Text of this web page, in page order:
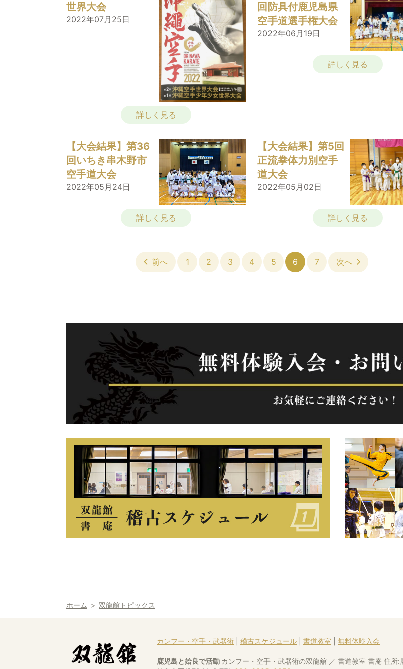
世界大会
2022年07月25日
詳しく見る
回防具付鹿児島県
空手道選手権大会
2022年06月19日
詳しく見る
【大会結果】第36
回いちき串木野市
空手道大会
2022年05月24日
詳しく見る
【大会結果】第5回
正流拳体力別空手
道大会
2022年05月02日
詳しく見る
前へ 1 2 3 4 5 6 7 次へ
ホーム 双龍館トピックス
カンフー・空手・武器術 稽古スケジュール 書道教室 無料体験入会
鹿児島と姶良で活動 カンフー・空手・武器術の双龍舘 ／ 書道教室 書庵 住所: